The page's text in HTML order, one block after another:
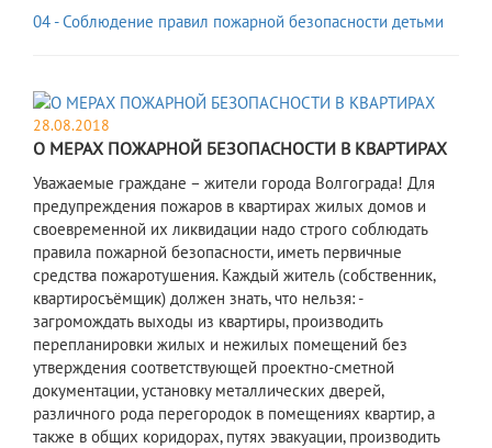
04 - Соблюдение правил пожарной безопасности детьми
28.08.2018
О МЕРАХ ПОЖАРНОЙ БЕЗОПАСНОСТИ В КВАРТИРАХ
Уважаемые граждане – жители города Волгограда! Для
предупреждения пожаров в квартирах жилых домов и
своевременной их ликвидации надо строго соблюдать
правила пожарной безопасности, иметь первичные
средства пожаротушения. Каждый житель (собственник,
квартиросъёмщик) должен знать, что нельзя: -
загромождать выходы из квартиры, производить
перепланировки жилых и нежилых помещений без
утверждения соответствующей проектно-сметной
документации, установку металлических дверей,
различного рода перегородок в помещениях квартир, а
также в общих коридорах, путях эвакуации, производить